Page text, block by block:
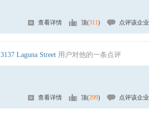
查看详情 顶(311) 点评该企业
3137 Laguna Street 用户对他的一条点评
查看详情 顶(299) 点评该企业